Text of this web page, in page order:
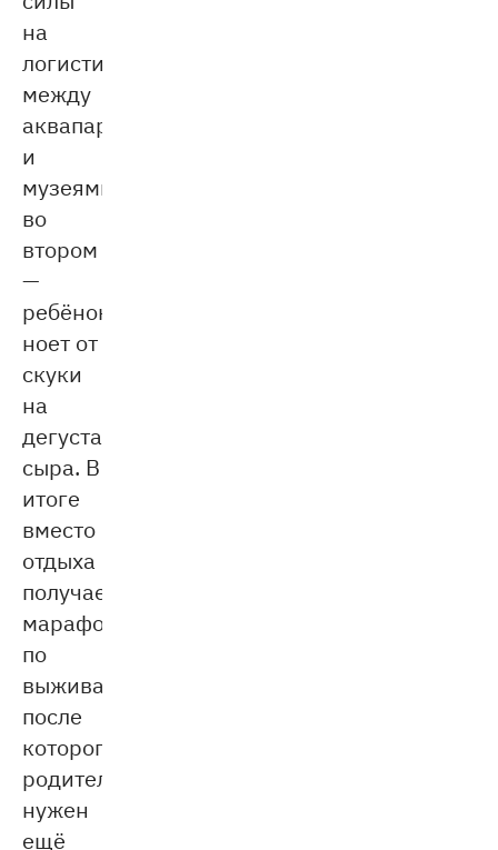
на
логистику
между
аквапарками
и
музеями,
во
втором
—
ребёнок
ноет от
скуки
на
дегустации
сыра. В
итоге
вместо
отдыха
получается
марафон
по
выживанию,
после
которого
родителям
нужен
ещё